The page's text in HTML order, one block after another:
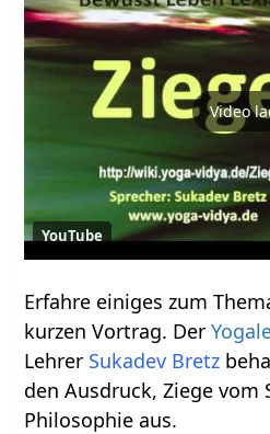
Video
YouTube
Erfahre einiges zum Thema Ziege‏‎
kurzen Vortrag. Der
Lehrer Sukadev Bretz
den
Philosophie aus.